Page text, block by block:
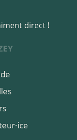
direct !